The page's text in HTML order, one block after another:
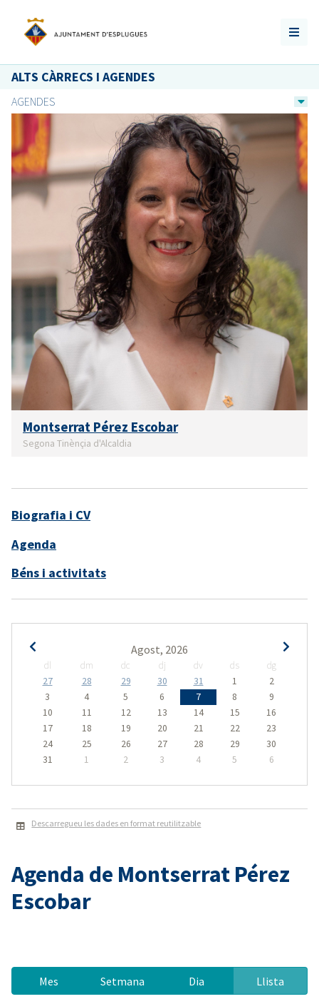
ALTS CÀRRECS I AGENDES
AGENDES
Montserrat Pérez Escobar
Segona Tinènçia d'Alcaldia
Biografia i CV
Agenda
Béns i activitats
Agost, 2026
dl dm dc dj dv ds
dg
27
28 29 30 31 1
2
3
4 5 6 7 8
9
10
11 12 13 14 15
16
17
18 19 20 21 22
23
24
25 26 27 28 29
30
31
1 2 3 4 5 6
Descarregueu les dades en format reutilitzable
Agenda de Montserrat Pérez
Escobar
Mes Setmana Dia Llista